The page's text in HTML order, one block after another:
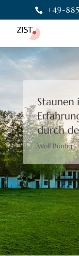
+49-
Staunen
durch
Wolf Büntig